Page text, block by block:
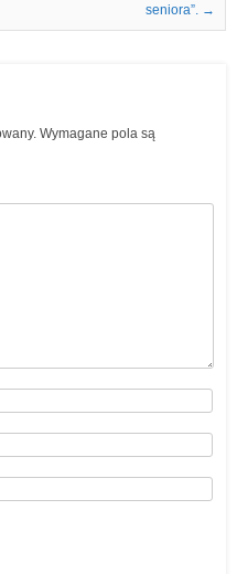
seniora”. →
Wymagane pola są